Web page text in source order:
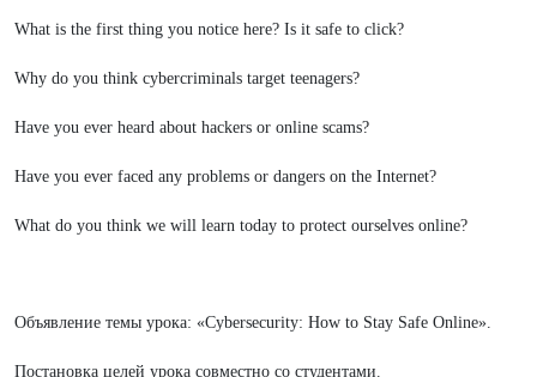
What is the first thing you notice here? Is it safe to click?
Why do you think cybercriminals target teenagers?
Have you ever heard about hackers or online scams?
Have you ever faced any problems or dangers on the Internet?
What do you think we will learn today to protect ourselves online?
Объявление темы урока: «Cybersecurity: How to Stay Safe Online».
Постановка целей урока совместно со студентами.